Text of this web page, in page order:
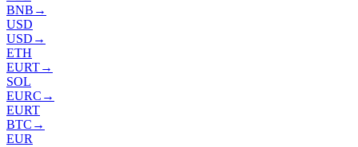
BNB →
USD
USD →
ETH
EURT→
SOL
EURC →
EURT
BTC →
EUR